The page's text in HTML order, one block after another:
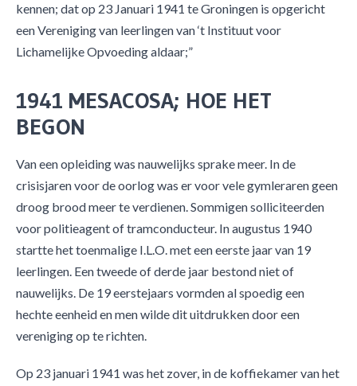
kennen; dat op 23 Januari 1941 te Groningen is opgericht
een Vereniging van leerlingen van ‘t Instituut voor
Lichamelijke Opvoeding aldaar;”
1941 MESACOSA; HOE HET
BEGON
Van een opleiding was nauwelijks sprake meer. In de
crisisjaren voor de oorlog was er voor vele gymleraren geen
droog brood meer te verdienen. Sommigen solliciteerden
voor politieagent of tramconducteur. In augustus 1940
startte het toenmalige I.L.O. met een eerste jaar van 19
leerlingen. Een tweede of derde jaar bestond niet of
nauwelijks. De 19 eerstejaars vormden al spoedig een
hechte eenheid en men wilde dit uitdrukken door een
vereniging op te richten.
Op 23 januari 1941 was het zover, in de koffiekamer van het